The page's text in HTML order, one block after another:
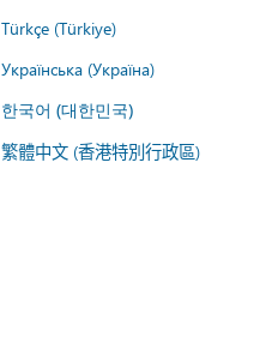
Türkçe (Türkiye)
Українська (Україна)
한국어 (대한민국)
繁體中文 (香港特別行政區)